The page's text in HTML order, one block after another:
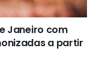
Janeiro com
a partir